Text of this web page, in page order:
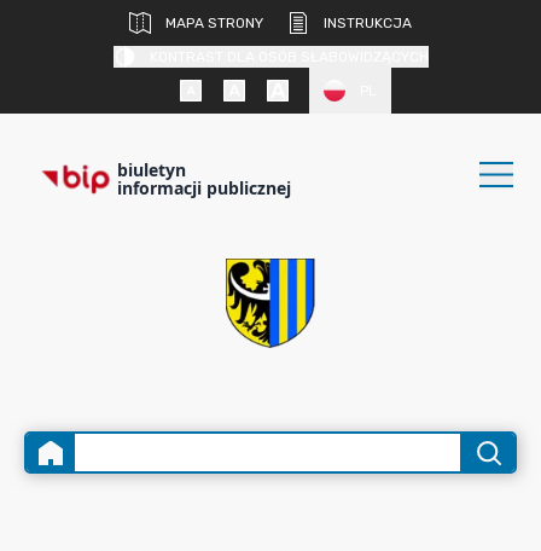
MAPA STRONY
INSTRUKCJA
biuletyn
informacji publicznej